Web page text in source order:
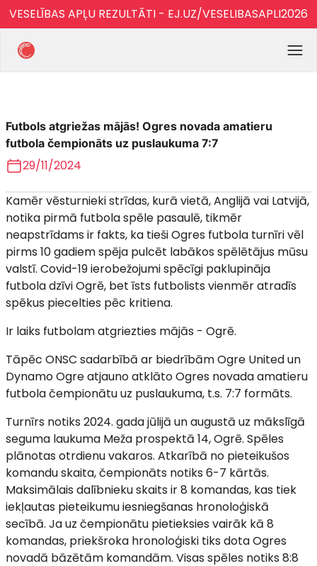
VESELĪBAS APĻU REZULTĀTI - EJ.UZ/VESELIBASAPLI2026
Futbols atgriežas mājās! Ogres novada amatieru
futbola čempionāts uz puslaukuma 7:7
29/11/2024
Kamēr vēsturnieki strīdas, kurā vietā, Anglijā vai Latvijā,
notika pirmā futbola spēle pasaulē, tikmēr
neapstrīdams ir fakts, ka tieši Ogres futbola turnīri vēl
pirms 10 gadiem spēja pulcēt labākos spēlētājus mūsu
valstī. Covid-19 ierobežojumi spēcīgi paklupināja
futbola dzīvi Ogrē, bet īsts futbolists vienmēr atradīs
spēkus piecelties pēc kritiena.
Ir laiks futbolam atgriezties mājās - Ogrē.
Tāpēc ONSC sadarbībā ar biedrībām Ogre United un
Dynamo Ogre atjauno atklāto Ogres novada amatieru
futbola čempionātu uz puslaukuma, t.s. 7:7 formāts.
Turnīrs notiks 2024. gada jūlijā un augustā uz mākslīgā
seguma laukuma Meža prospektā 14, Ogrē. Spēles
plānotas otrdienu vakaros. Atkarībā no pieteikušos
komandu skaita, čempionāts notiks 6-7 kārtās.
Maksimālais dalībnieku skaits ir 8 komandas, kas tiek
iekļautas pieteikumu iesniegšanas hronoloģiskā
secībā. Ja uz čempionātu pietieksies vairāk kā 8
komandas, priekšroka hronoloģiski tiks dota Ogres
novadā bāzētām komandām. Visas spēles notiks 8:8